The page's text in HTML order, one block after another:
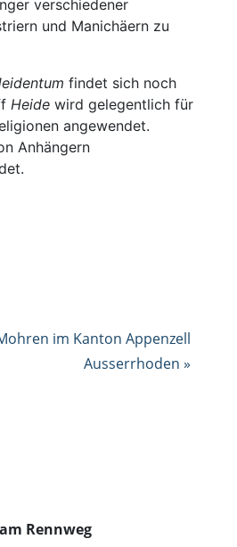
verschiedener
und Manichäern zu
findet sich noch
Heidewird gelegentlich für
angewendet.
Anhängern
im Kanton Appenzell
Ausserrhoden »
Rennweg